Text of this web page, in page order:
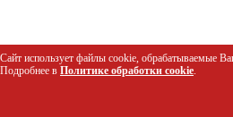
Характеристики
Сайт использует файлы cookie, обрабатываемые
Подробнее в Политике обработки cookie.